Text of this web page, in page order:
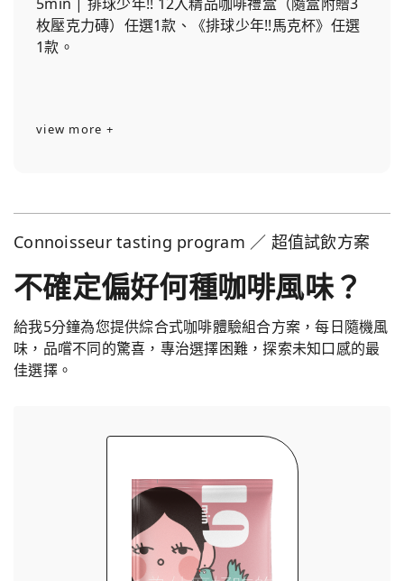
枚壓克力磚）任選1款、《排球少年!!馬克杯》任選
1款。
view more +
Connoisseur tasting program ／ 超值試飲方案
不確定偏好何種咖啡風味？
給我5分鐘為您提供綜合式咖啡體驗組合方案，每日隨機風
味，品嚐不同的驚喜，專治選擇困難，探索未知口感的最
佳選擇。